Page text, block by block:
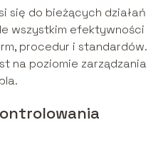
się do bieżących działań
wszystkim efektywności
procedur i standardów.
na poziomie zarządzania